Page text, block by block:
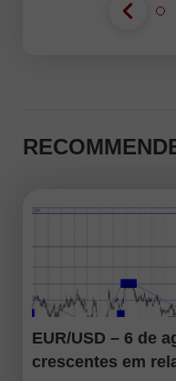
EUR/USD – 6 de
crescentes em